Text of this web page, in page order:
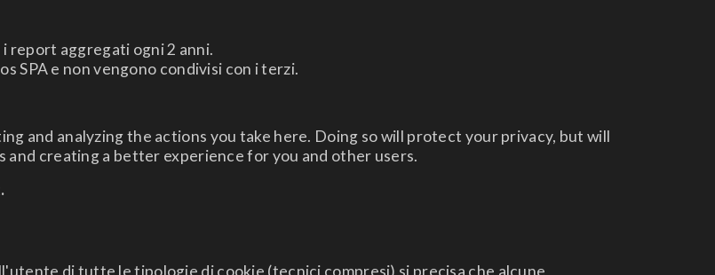
report aggregati ogni 2 anni.
SPA e non vengono condivisi con i terzi.
and analyzing the actions you take here. Doing so will protect your privacy, but will
creating a better experience for you and other users.
di tutte le tipologie di cookie (tecnici compresi) si precisa che alcune